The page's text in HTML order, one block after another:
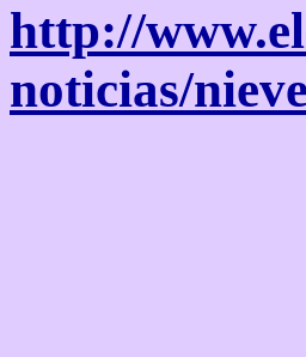
http://
noticias/